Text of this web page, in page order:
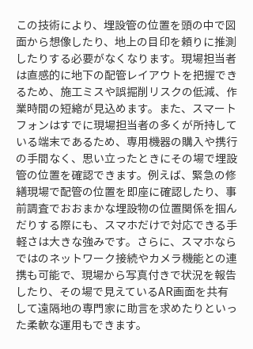
この技術により、埋設管の位置を頭の中で図
面から想像したり、地上の目印を頼りに推測
したりする必要がなくなります。現場担当者
は直感的に地下の配管レイアウトを把握でき
るため、施工ミスや誤掘削リスクの低減、作
業時間の短縮が見込めます。また、スマート
フォンはすでに現場担当者の多くが所持して
いる端末であるため、専用機器の購入や携行
の手間なく、思い立ったときにその場で埋設
管の位置を確認できます。例えば、緊急の修
繕現場で配管の位置を即座に確認したり、事
前調査でおおまかな埋設物の位置関係を掴ん
だりする際にも、スマホだけで対応できる手
軽さは大きな強みです。さらに、スマホなら
ではのネットワーク接続やカメラ機能との連
携も可能で、現場から写真付きで状況を報告
したり、その場で見えているAR画面を共有
して遠隔地の専門家に助言を求めたりといっ
た柔軟な運用もできます。